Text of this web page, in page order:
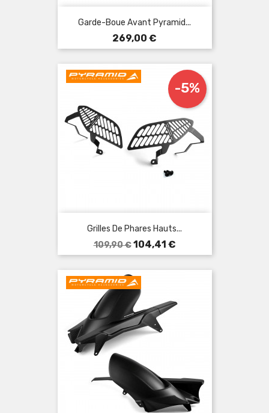
Garde-Boue Avant Pyramid...
Prix
269,00 €
Grilles De Phares Hauts...
Prix
de
base
109,90 €
-5%
Prix
104,41 €